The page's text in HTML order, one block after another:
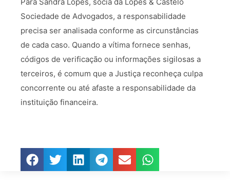
Sociedade de Advogados, a responsabilidade
precisa ser analisada conforme as circunstâncias
de cada caso. Quando a vítima fornece senhas,
códigos de verificação ou informações sigilosas a
terceiros, é comum que a Justiça reconheça culpa
concorrente ou até afaste a responsabilidade da
instituição financeira.